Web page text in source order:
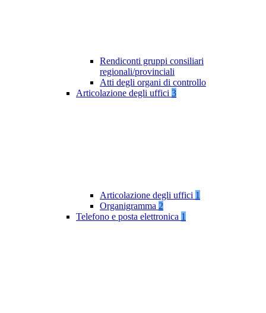
Rendiconti gruppi consiliari
regionali/provinciali
Atti degli organi di controllo
Articolazione degli uffici 3
Articolazione degli uffici 1
Organigramma 2
Telefono e posta elettronica 1